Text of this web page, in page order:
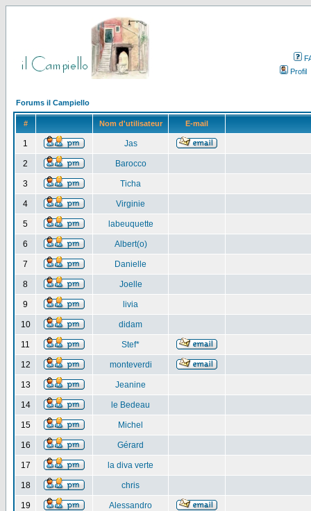
Profil
Forums il Campiello
# Nom d'utilisateur E-mail
1 Jas
2 Barocco
3 Ticha
4 Virginie
5 labeuquette
6 Albert(o)
7 Danielle
8 Joelle
9 livia
10 didam
11 Stef*
12 monteverdi
13 Jeanine
14 le Bedeau
15 Michel
16 Gérard
17 la diva verte
18 chris
19 Alessandro